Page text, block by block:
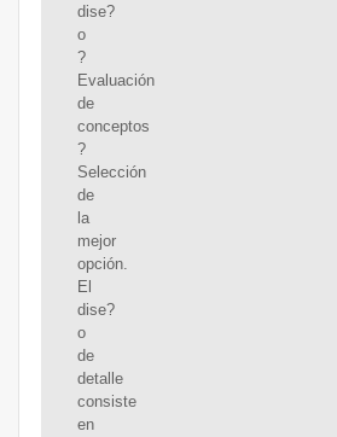
dise?
o
?
Evaluación
de
conceptos
?
Selección
de
la
mejor
opción.
El
dise?
o
de
detalle
consiste
en